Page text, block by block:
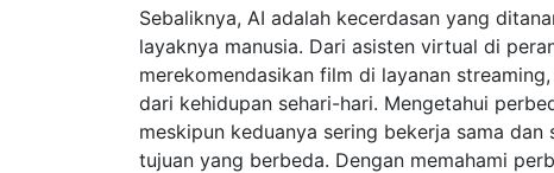
Sebaliknya, AI adalah kecerdasan yang
layaknya manusia. Dari asisten virtual di
merekomendasikan film di layanan
dari kehidupan sehari-hari. Mengetahui
meskipun keduanya sering bekerja sama
tujuan yang berbeda. Dengan memahami